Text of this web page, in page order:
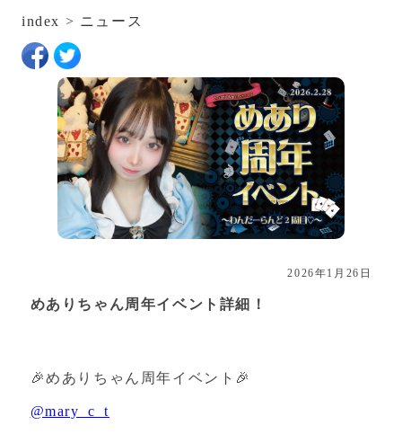
index > ニュース
2026年1月26日
めありちゃん周年イベント詳細！
🎉めありちゃん周年イベント🎉
@mary_c_t